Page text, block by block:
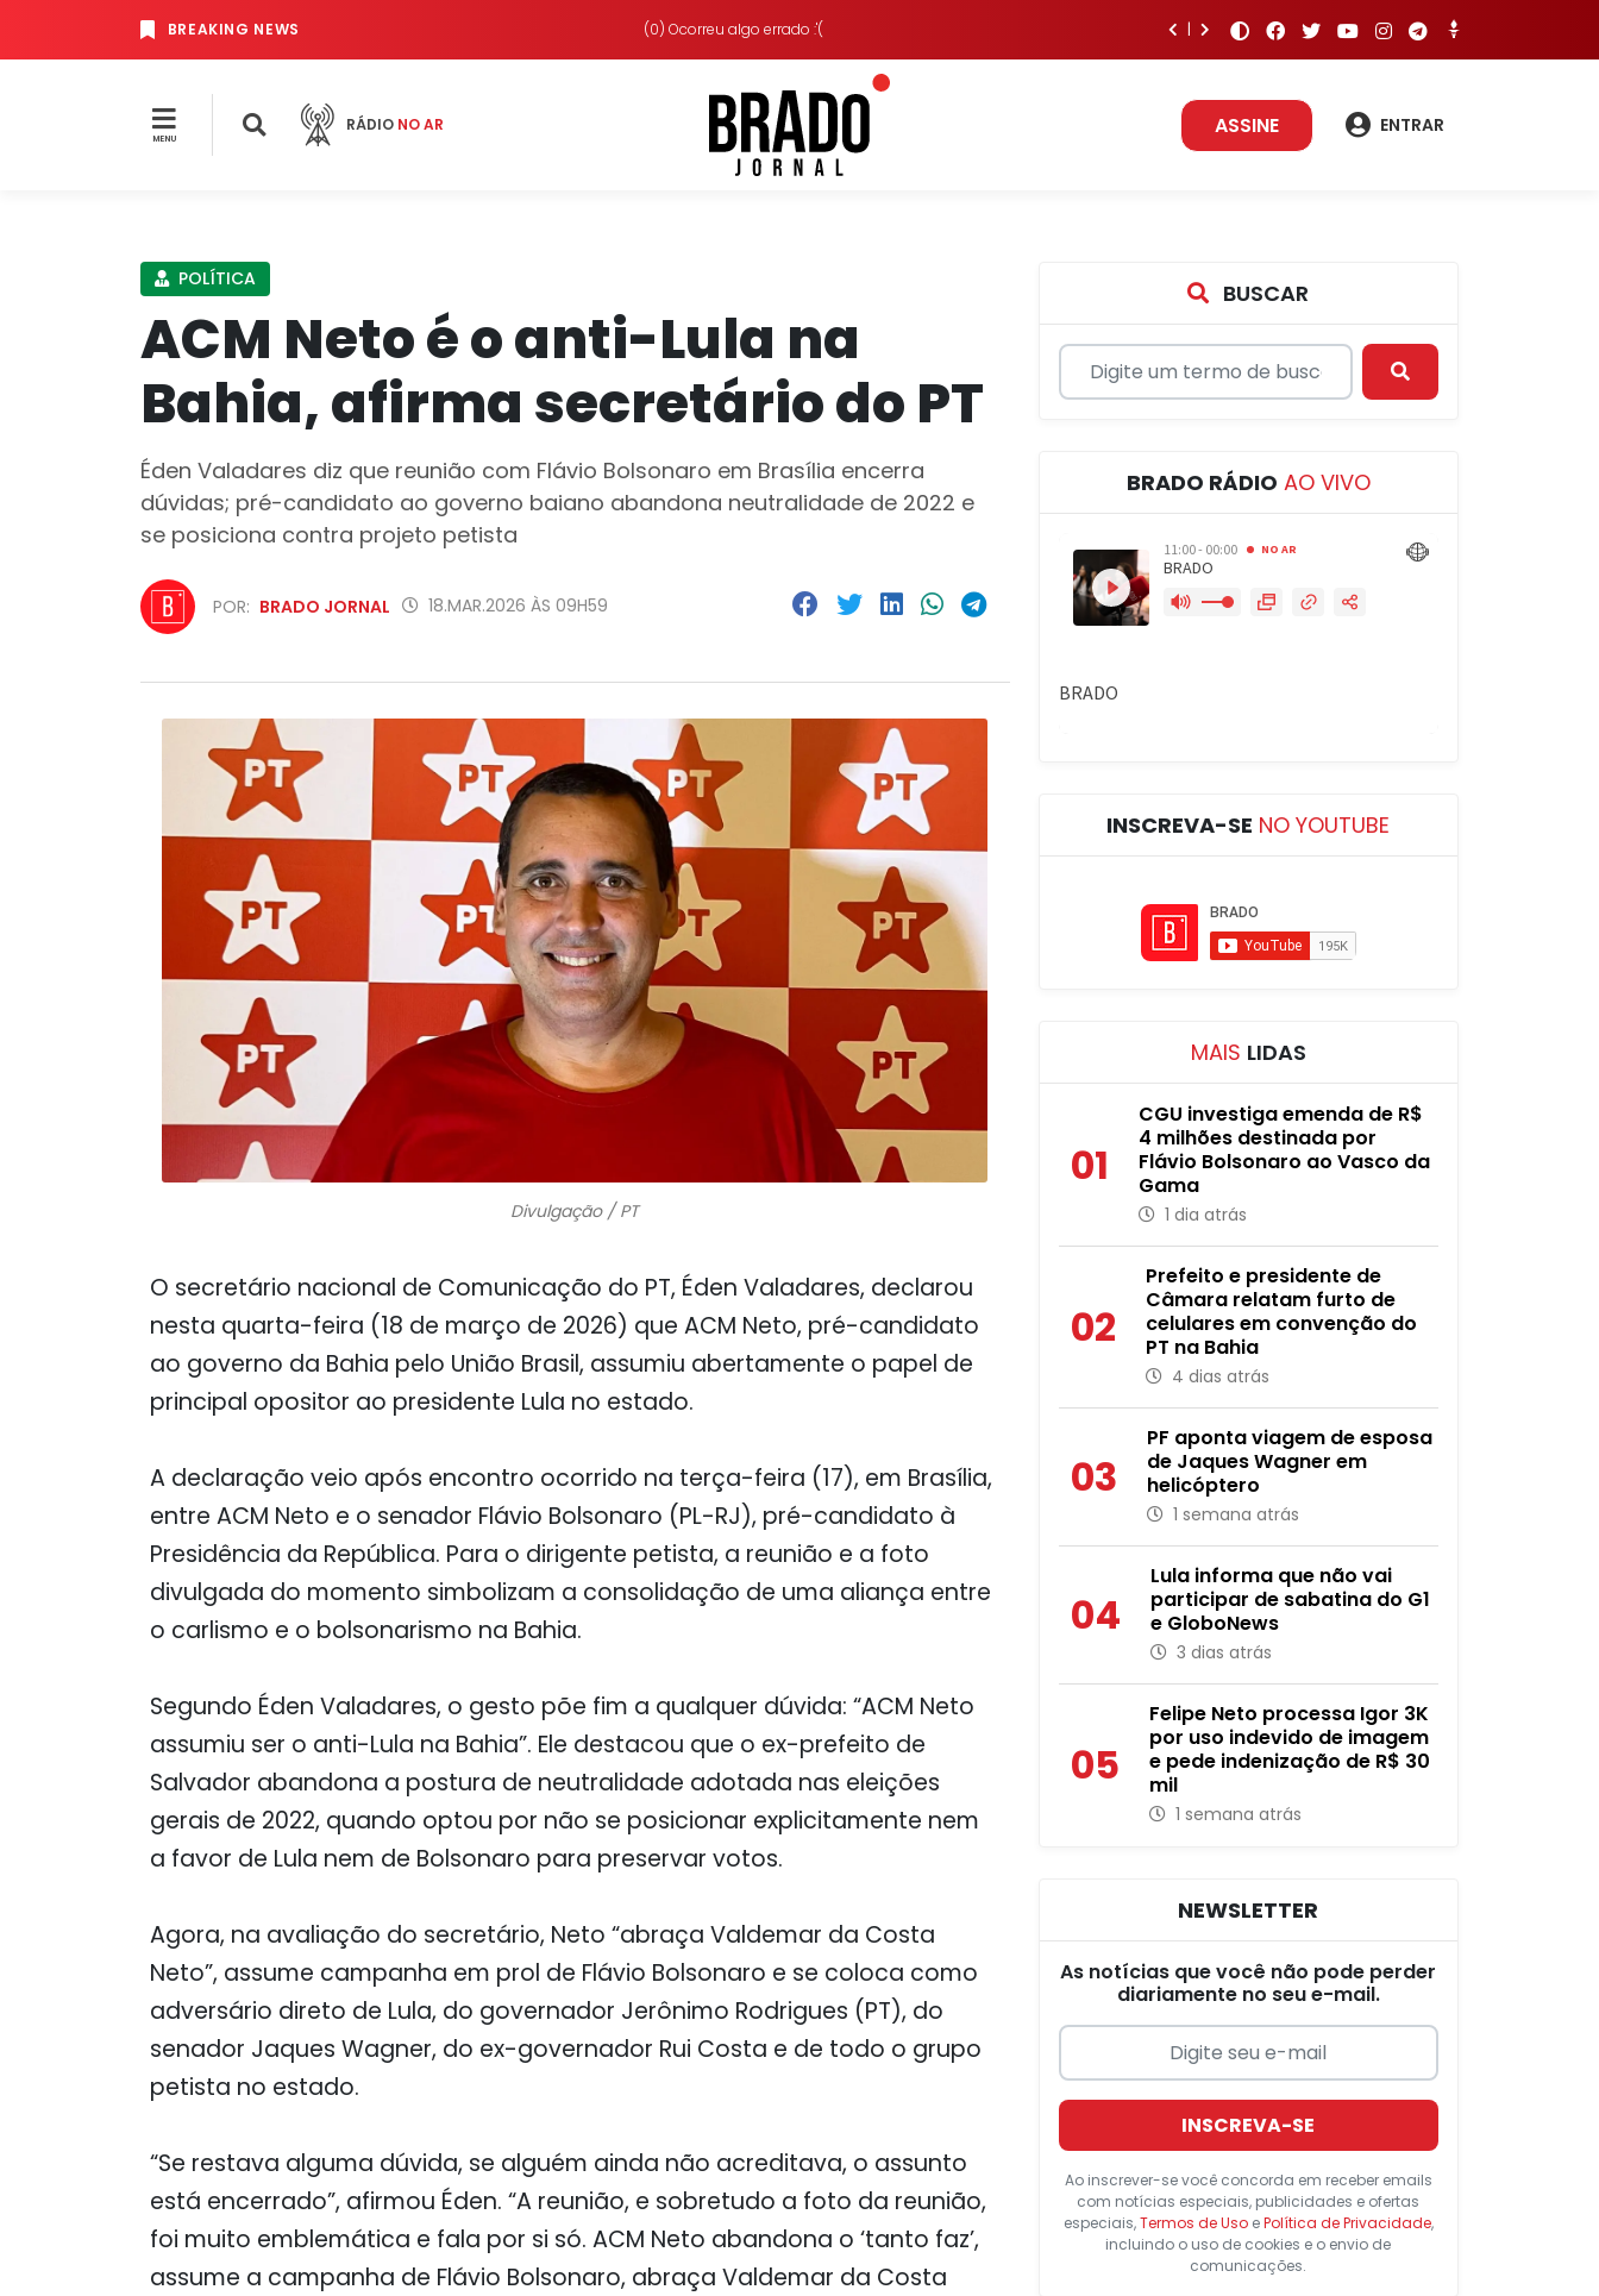
BREAKING NEWS (0) Ocorreu algo errado :'(
MENU
RÁDIO NO AR ASSINE ENTRAR
POLÍTICA
ACM Neto é o anti-Lula na
Bahia, afirma secretário do PT
Éden Valadares diz que reunião com Flávio Bolsonaro em Brasília encerra
dúvidas; pré-candidato ao governo baiano abandona neutralidade de 2022 e
se posiciona contra projeto petista
POR: BRADO JORNAL 18.MAR.2026 ÀS 09H59
Divulgação / PT
O secretário nacional de Comunicação do PT, Éden Valadares, declarou
nesta quarta-feira (18 de março de 2026) que ACM Neto, pré-candidato
ao governo da Bahia pelo União Brasil, assumiu abertamente o papel de
principal opositor ao presidente Lula no estado.
A declaração veio após encontro ocorrido na terça-feira (17), em Brasília,
entre ACM Neto e o senador Flávio Bolsonaro (PL-RJ), pré-candidato à
Presidência da República. Para o dirigente petista, a reunião e a foto
divulgada do momento simbolizam a consolidação de uma aliança entre
o carlismo e o bolsonarismo na Bahia.
Segundo Éden Valadares, o gesto põe fim a qualquer dúvida: “ACM Neto
assumiu ser o anti-Lula na Bahia”. Ele destacou que o ex-prefeito de
Salvador abandona a postura de neutralidade adotada nas eleições
gerais de 2022, quando optou por não se posicionar explicitamente nem
a favor de Lula nem de Bolsonaro para preservar votos.
Agora, na avaliação do secretário, Neto “abraça Valdemar da Costa
Neto”, assume campanha em prol de Flávio Bolsonaro e se coloca como
adversário direto de Lula, do governador Jerônimo Rodrigues (PT), do
senador Jaques Wagner, do ex-governador Rui Costa e de todo o grupo
petista no estado.
“Se restava alguma dúvida, se alguém ainda não acreditava, o assunto
está encerrado”, afirmou Éden. “A reunião, e sobretudo a foto da reunião,
foi muito emblemática e fala por si só. ACM Neto abandona o ‘tanto faz’,
assume a campanha de Flávio Bolsonaro, abraça Valdemar da Costa
BUSCAR
BRADO RÁDIO AO VIVO
INSCREVA-SE NO YOUTUBE
MAIS LIDAS
01
CGU investiga emenda de R$
4 milhões destinada por
Flávio Bolsonaro ao Vasco da
Gama
1 dia atrás
02
Prefeito e presidente de
Câmara relatam furto de
celulares em convenção do
PT na Bahia
4 dias atrás
03
PF aponta viagem de esposa
de Jaques Wagner em
helicóptero
1 semana atrás
04
Lula informa que não vai
participar de sabatina do G1
e GloboNews
3 dias atrás
05
Felipe Neto processa Igor 3K
por uso indevido de imagem
e pede indenização de R$ 30
mil
1 semana atrás
NEWSLETTER
As notícias que você não pode perder
diariamente no seu e-mail.
INSCREVA-SE
Ao inscrever-se você concorda em receber emails
com notícias especiais, publicidades e ofertas
especiais,Termos de UsoePolítica de Privacidade,
incluindo o uso de cookies e o envio de
comunicações.